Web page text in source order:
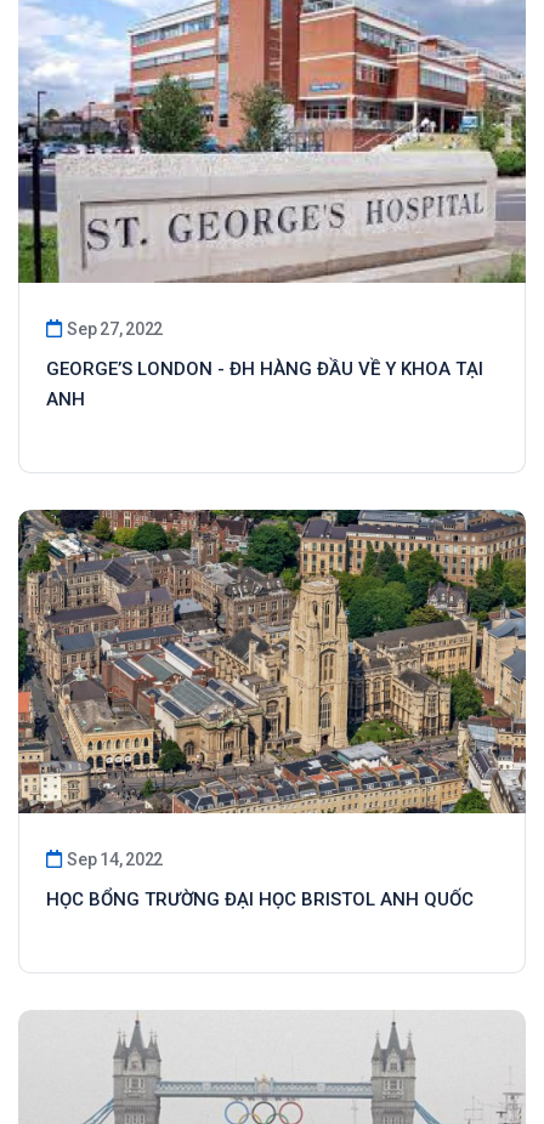
Sep 27, 2022
GEORGE’S LONDON - ĐH HÀNG ĐẦU VỀ Y KHOA TẠI
ANH
Sep 14, 2022
HỌC BỔNG TRƯỜNG ĐẠI HỌC BRISTOL ANH QUỐC